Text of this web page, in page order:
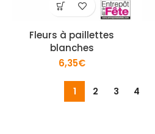
Fleurs à paillettes
blanches
6,35€
1 2 3 4